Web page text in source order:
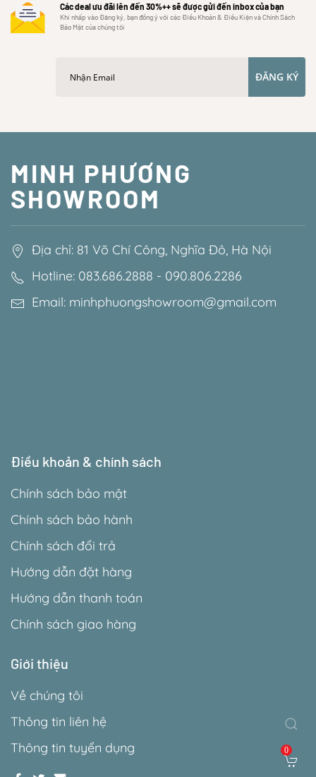
Các deal ưu đãi lên đến 30%++ sẽ được gửi đến inbox của bạn
Khi nhấp vào Đăng ký, bạn đồng ý với các Điều Khoản & Điều Kiện và Chính Sách
Bảo Mật của chúng tôi
ĐĂNG KÝ
MINH PHƯƠNG
SHOWROOM
Địa chỉ: 81 Võ Chí Công, Nghĩa Đô, Hà Nội
Hotline: 083.686.2888 - 090.806.2286
Email: minhphuongshowroom@gmail.com
Điều khoản & chính sách
Chính sách bảo mật
Chính sách bảo hành
Chính sách đổi trả
Hướng dẫn đặt hàng
Hướng dẫn thanh toán
Chính sách giao hàng
Giới thiệu
Về chúng tôi
Thông tin liên hệ
Thông tin tuyển dụng
0